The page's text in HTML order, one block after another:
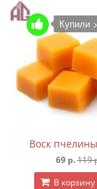
Купили
Воск
69 р.119
В корзину